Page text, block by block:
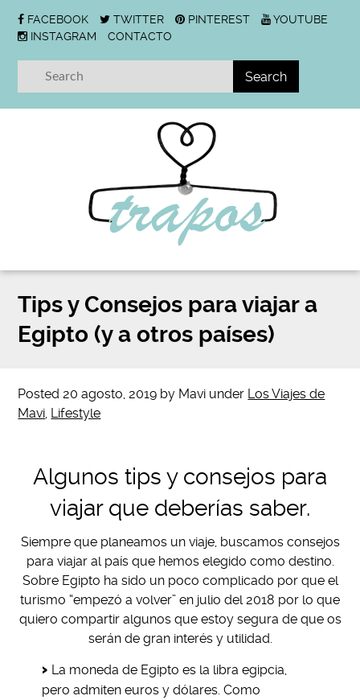
FACEBOOK TWITTER PINTEREST
YOUTUBE
INSTAGRAM
CONTACTO
Tips y Consejos para viajar a
Egipto (y a otros países)
Posted20 agosto, 2019 by Mavi under Los Viajes de
Mavi, Lifestyle
Algunos tips y consejos para
viajar que deberías saber.
Siempre que planeamos un viaje, buscamos consejos
para viajar al país que hemos elegido como destino.
Sobre Egipto ha sido un poco complicado por que el
turismo “empezó a volver” en julio del 2018 por lo que
quiero compartir algunos que estoy segura de que os
serán de gran interés y utilidad.
La moneda de Egipto es la libra egipcia,
pero admiten euros y dólares. Como